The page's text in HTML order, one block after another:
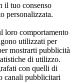
il tuo consenso
personalizzata.
loro comportamento
utilizzati per
mostrarti pubblicità
di utilizzo.
con quelli di
canali pubblicitari